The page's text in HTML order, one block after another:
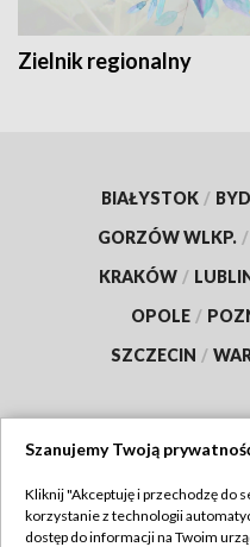
Zielnik regionalny
BIAŁYSTOK /
GORZÓW WLKP. /
KRAKÓW /
OPOLE /
SZCZECIN /
Szanujemy Twoją
Kliknij "Akceptuję i przechodzę do
korzystanie z technologii
dostęp do informacji na Twoim